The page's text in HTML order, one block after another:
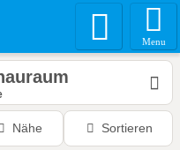
Menu
Nähe Sortieren